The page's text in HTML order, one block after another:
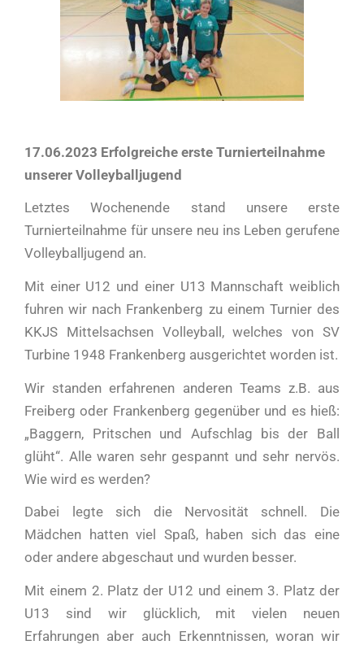
17.06.2023 Erfolgreiche erste Turnierteilnahme
unserer Volleyballjugend
Letztes Wochenende stand unsere erste
Turnierteilnahme für unsere neu ins Leben gerufene
Volleyballjugend an.
Mit einer U12 und einer U13 Mannschaft weiblich
fuhren wir nach Frankenberg zu einem Turnier des
KKJS Mittelsachsen Volleyball, welches von SV
Turbine 1948 Frankenberg ausgerichtet worden ist.
Wir standen erfahrenen anderen Teams z.B. aus
Freiberg oder Frankenberg gegenüber und es hieß:
„Baggern, Pritschen und Aufschlag bis der Ball
glüht“. Alle waren sehr gespannt und sehr nervös.
Wie wird es werden?
Dabei legte sich die Nervosität schnell. Die
Mädchen hatten viel Spaß, haben sich das eine
oder andere abgeschaut und wurden besser.
Mit einem 2. Platz der U12 und einem 3. Platz der
U13 sind wir glücklich, mit vielen neuen
Erfahrungen aber auch Erkenntnissen, woran wir